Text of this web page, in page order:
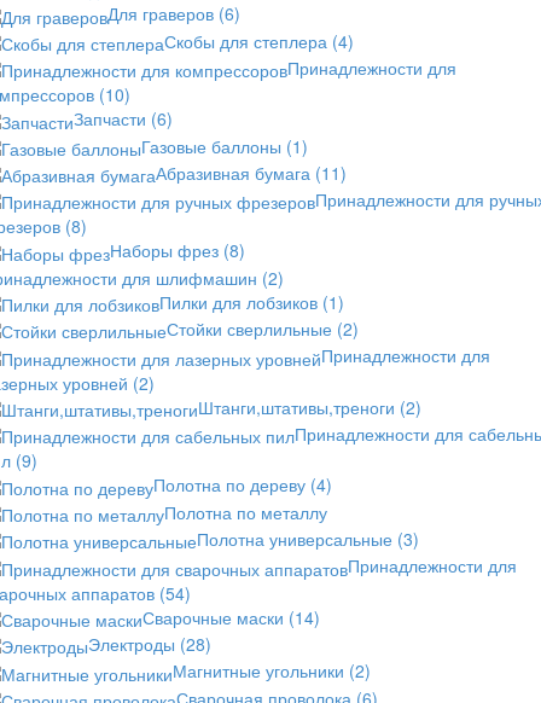
Для граверов (6)
Скобы для степлера (4)
Принадлежности для
(10)
Запчасти (6)
Газовые баллоны (1)
Абразивная бумага (11)
Принадлежности для
(8)
Наборы фрез (8)
для шлифмашин (2)
Пилки для лобзиков (1)
Стойки сверлильные (2)
Принадлежности для
уровней (2)
Штанги,штативы,треноги (2)
Принадлежности для
(9)
Полотна по дереву (4)
Полотна по металлу
Полотна универсальные (3)
Принадлежности для
аппаратов (54)
Сварочные маски (14)
Электроды (28)
Магнитные угольники (2)
Сварочная проволока (6)